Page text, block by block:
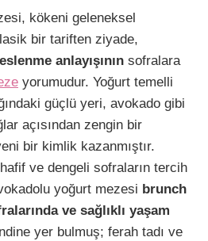
C
o
p
y
L
i
n
k
S
h
a
r
e
kökeni geleneksel
bir tariften ziyade,
anlayışının sofralara
yorumudur. Yoğurt temelli
güçlü yeri, avokado gibi
açısından zengin bir
bir kimlik kazanmıştır.
ve dengeli sofraların tercih
yoğurt mezesi brunch
ve sağlıklı yaşam
yer bulmuş; ferah tadı ve